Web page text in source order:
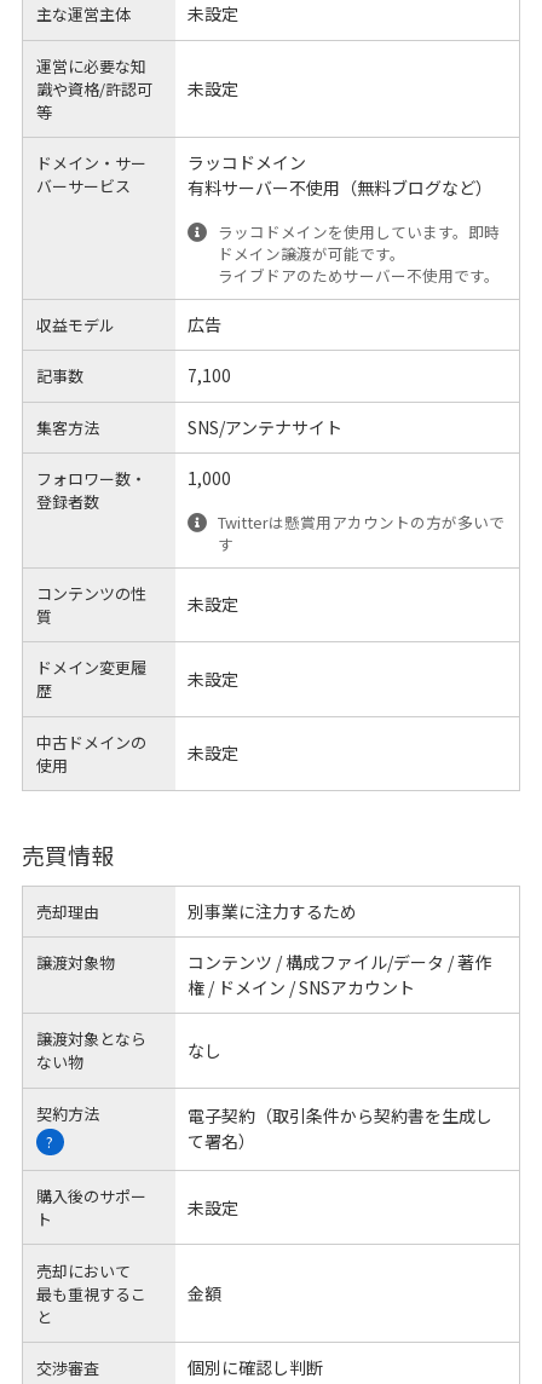
主な運営主体 未設定
運営に必要な知
識や資格/許認可
等
未設定
ドメイン・サー
バーサービス
ラッコドメイン
有料サーバー不使用（無料ブログなど）
ラッコドメインを使用しています。即時
ドメイン譲渡が可能です。
ライブドアのためサーバー不使用です。
収益モデル 広告
記事数 7,100
集客方法 SNS/アンテナサイト
フォロワー数・
登録者数
1,000
Twitterは懸賞用アカウントの方が多いで
す
コンテンツの性
質
未設定
ドメイン変更履
歴
未設定
中古ドメインの
使用
未設定
売買情報
売却理由 別事業に注力するため
譲渡対象物
コンテンツ / 構成ファイル/データ / 著作
権 / ドメイン / SNSアカウント
譲渡対象となら
ない物
なし
契約方法
?
電子契約（取引条件から契約書を生成し
て署名）
購入後のサポー
ト
未設定
売却において
最も重視するこ
と
金額
交渉審査 個別に確認し判断